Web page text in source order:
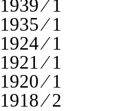
1939 ⁄ 1
1935 ⁄ 1
1924 ⁄ 1
1921 ⁄ 1
1920 ⁄ 1
1918 ⁄ 2